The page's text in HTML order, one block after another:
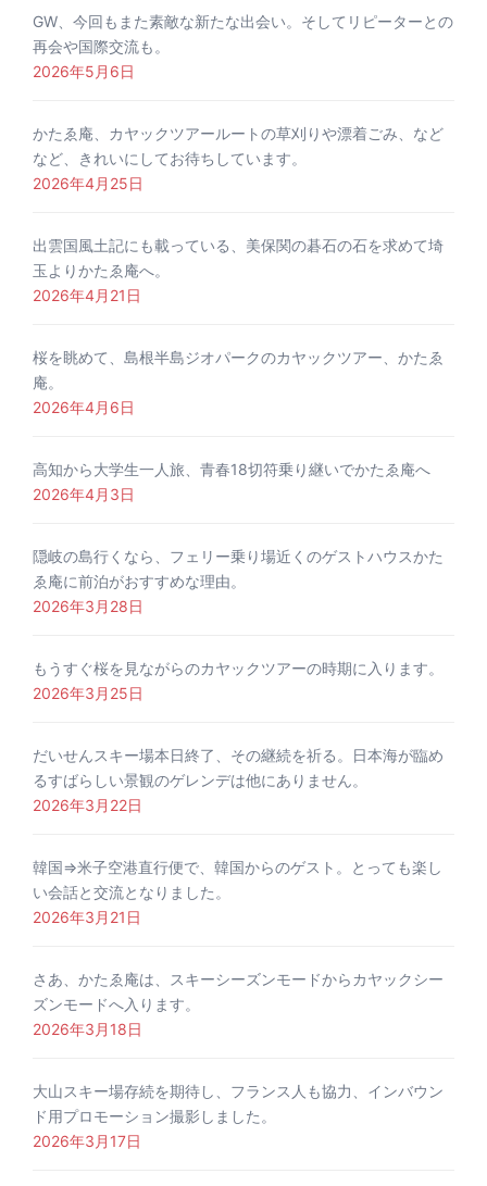
GW、今回もまた素敵な新たな出会い。そしてリピーターとの
再会や国際交流も。
2026年5月6日
かたゑ庵、カヤックツアールートの草刈りや漂着ごみ、など
など、きれいにしてお待ちしています。
2026年4月25日
出雲国風土記にも載っている、美保関の碁石の石を求めて埼
玉よりかたゑ庵へ。
2026年4月21日
桜を眺めて、島根半島ジオパークのカヤックツアー、かたゑ
庵。
2026年4月6日
高知から大学生一人旅、青春18切符乗り継いでかたゑ庵へ
2026年4月3日
隠岐の島行くなら、フェリー乗り場近くのゲストハウスかた
ゑ庵に前泊がおすすめな理由。
2026年3月28日
もうすぐ桜を見ながらのカヤックツアーの時期に入ります。
2026年3月25日
だいせんスキー場本日終了、その継続を祈る。日本海が臨め
るすばらしい景観のゲレンデは他にありません。
2026年3月22日
韓国⇒米子空港直行便で、韓国からのゲスト。とっても楽し
い会話と交流となりました。
2026年3月21日
さあ、かたゑ庵は、スキーシーズンモードからカヤックシー
ズンモードへ入ります。
2026年3月18日
大山スキー場存続を期待し、フランス人も協力、インバウン
ド用プロモーション撮影しました。
2026年3月17日